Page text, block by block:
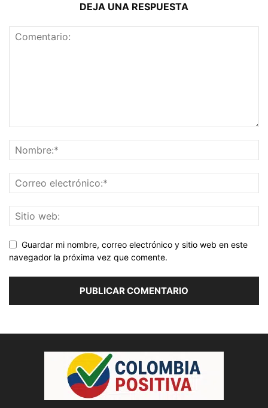
DEJA UNA RESPUESTA
Guardar mi nombre, correo electrónico y sitio web en este
navegador la próxima vez que comente.